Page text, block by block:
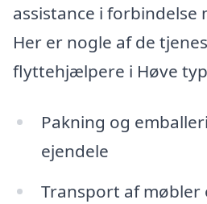
assistance i forbindelse
Her er nogle af de
flyttehjælpere i Høve
Pakning og
ejendele
Transport af møbler